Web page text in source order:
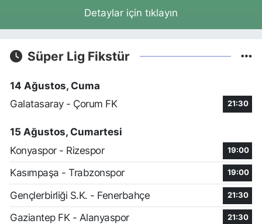
Detaylar için tıklayın
Süper Lig Fikstür
14 Ağustos, Cuma
Galatasaray - Çorum FK
21:30
15 Ağustos, Cumartesi
Konyaspor - Rizespor
19:00
Kasımpaşa - Trabzonspor 19:00
Gençlerbirliği S.K. - Fenerbahçe 21:30
Gaziantep FK - Alanyaspor 21:30